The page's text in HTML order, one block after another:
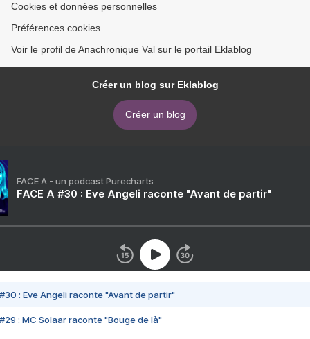
Cookies et données personnelles
Préférences cookies
Voir le profil de Anachronique Val sur le portail Eklablog
Créer un blog sur Eklablog
Créer un blog
FACE A - un podcast Purecharts
FACE A #30 : Eve Angeli raconte "Avant de partir"
#30 : Eve Angeli raconte "Avant de partir"
#29 : MC Solaar raconte "Bouge de là"